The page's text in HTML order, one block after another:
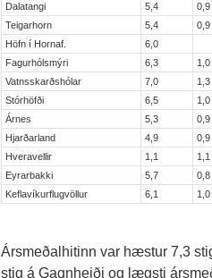
Dalatangi
5,4
0,9
Teigarhorn
5,4
0,9
Höfn í Hornaf.
6,0
Fagurhólsmýri
6,3
1,0
Vatnsskarðshólar
7,0
1,3
Stórhöfði
6,5
1,0
Árnes
5,3
0,9
Hjarðarland
4,9
0,9
Hveravellir
1,1
1,1
Eyrarbakki
5,7
0,8
Keflavíkurflugvöllur
6,1 1,0
Ársmeðalhitinn var hæstur 7,3
stig á Gagnheiði og lægsti